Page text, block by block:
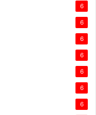
6
6
6
6
6
6
6